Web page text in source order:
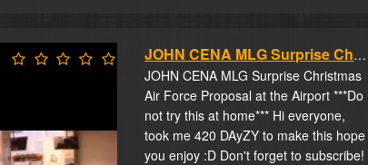
JOHN CENA MLG Surprise Christmas Air Force Pr...
JOHN CENA MLG Surprise Christmas
Air Force Proposal at the Airport ***Do
not try this at home*** Hi everyone,
took me 420 DAyZY to make this hope
you enjoy :D Don't forget to subscribe!